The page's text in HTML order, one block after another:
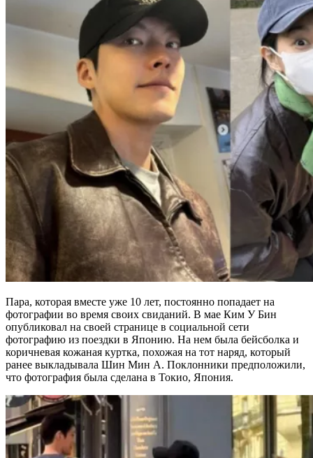
Пара, которая вместе уже 10 лет, постоянно попадает на
фотографии во время своих свиданий. В мае Ким У Бин
опубликовал на своей странице в социальной сети
фотографию из поездки в Японию. На нем была бейсболка и
коричневая кожаная куртка, похожая на тот наряд, который
ранее выкладывала Шин Мин А. Поклонники предположили,
что фотография была сделана в Токио, Япония.